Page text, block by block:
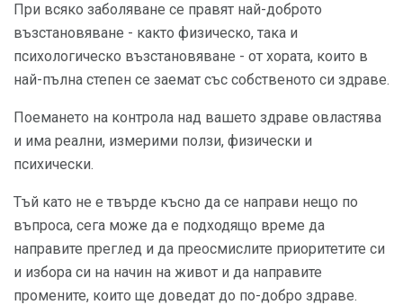
При всяко заболяване се правят най-доброто
възстановяване - както физическо, така и
психологическо възстановяване - от хората, които в
най-пълна степен се заемат със собственото си здраве.
Поемането на контрола над вашето здраве овластява
и има реални, измерими ползи, физически и
психически.
Тъй като не е твърде късно да се направи нещо по
въпроса, сега може да е подходящо време да
направите преглед и да преосмислите приоритетите си
и избора си на начин на живот и да направите
промените, които ще доведат до по-добро здраве.